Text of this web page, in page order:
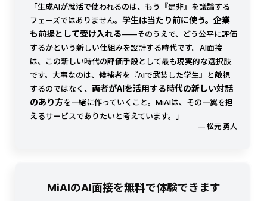
「生成AIが就活で使われるのは、もう『是非』を議論する
フェーズではありません。 学生は当たり前に使う。企業
も前提として受け入れる——そのうえで、どう公平に評価
するかという新しい仕組みを設計する時代です。AI面接
は、この新しい時代の評価手段として最も現実的な選択肢
です。大事なのは、候補者を『AIで武装した学生』と敵視
するのではなく、 両者がAIを活用する時代の新しい対話
のあり方を一緒に作っていくこと。MiAIは、その一翼を担
えるサービスでありたいと考えています。」
— 松元 勇人
MiAIのAI面接を無料で体験できます